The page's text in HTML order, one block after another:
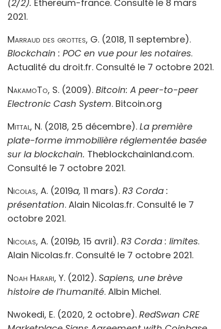
(2/2). Ethereum-france. Consulté le 8 mars
2021.
Marraud des grottes, G. (2018, 11 septembre).
Blockchain : POC en vue pour les notaires.
Actualité du droit.fr. Consulté le 7 octobre 2021.
NakamoTo, S. (2009). Bitcoin: A peer-to-peer
Electronic Cash System. Bitcoin.org
Mittal, N. (2018, 25 décembre). La première
plate-forme immobilière réglementée basée
sur la blockchain. Theblockchainland.com.
Consulté le 7 octobre 2021.
Nicolas, A. (2019a, 11 mars). R3 Corda :
présentation. Alain Nicolas.fr. Consulté le 7
octobre 2021.
Nicolas, A. (2019b, 15 avril). R3 Corda : limites.
Alain Nicolas.fr. Consulté le 7 octobre 2021.
Noah Harari, Y. (2012). Sapiens, une brève
histoire de l’humanité. Albin Michel.
Nwokedi, E. (2020, 2 octobre). RedSwan CRE